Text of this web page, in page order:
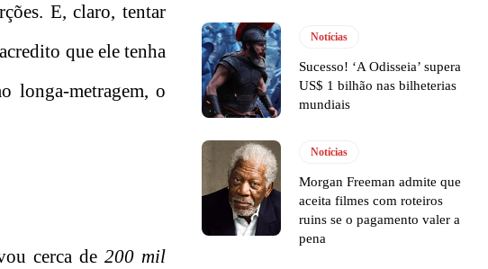
E, claro, tentar
que ele tenha
longa-metragem, o
cerca de 200 mil
Notícias
Sucesso! ‘A Odisseia’ supera
US$ 1 bilhão nas bilheterias
mundiais
Notícias
Morgan Freeman admite que
aceita filmes com roteiros
ruins se o pagamento valer a
pena